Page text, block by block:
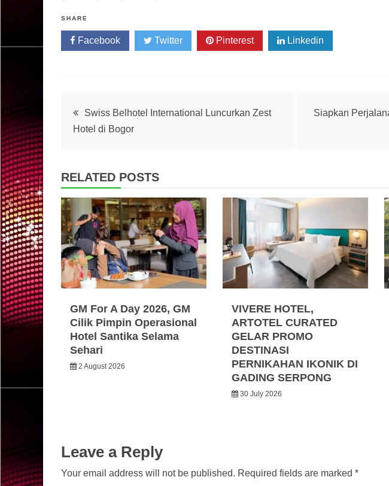
SHARE
Facebook Twitter Pinterest Linkedin
Post
navigation
Swiss Belhotel International Luncurkan Zest
Hotel di Bogor
Siapkan
RELATED POSTS
GM For A Day 2026, GM
Cilik Pimpin Operasional
Hotel Santika Selama
Sehari
2 August 2026
VIVERE HOTEL,
ARTOTEL CURATED
GELAR PROMO
DESTINASI
PERNIKAHAN IKONIK DI
GADING SERPONG
30 July 2026
Leave a Reply
Your email address will not be published. Required fields are marked *